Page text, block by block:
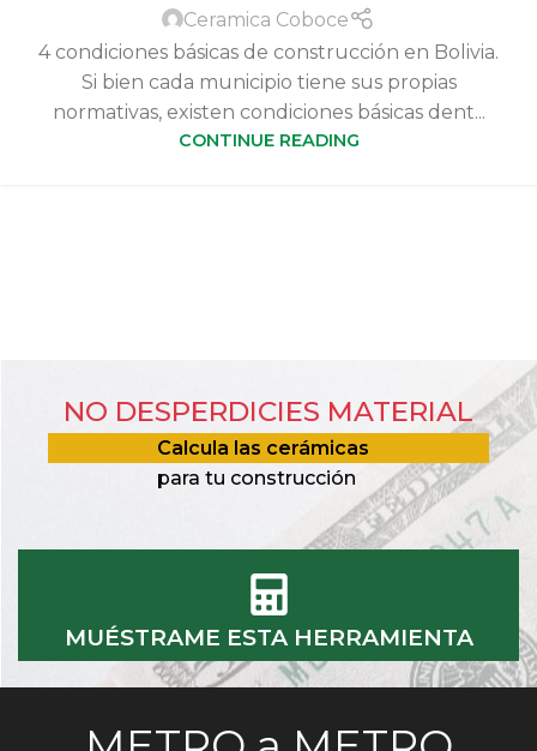
Ceramica Coboce
4 condiciones básicas de construcción en Bolivia.
Si bien cada municipio tiene sus propias
normativas, existen condiciones básicas dent...
CONTINUE READING
NO DESPERDICIES MATERIAL
Calcula las cerámicas
para tu construcción
MUÉSTRAME ESTA HERRAMIENTA